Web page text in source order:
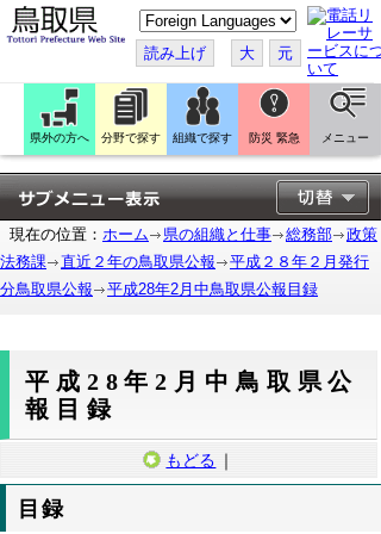
こ
の
ペ
ー
ジ
翻
訳
す
る
読み上げ 大 元
県外の方へ 分野で探す 組織で探す 防災 緊急 メニュー
現在の位置： ホーム 県の組織と仕事 総務部
政策
法務課
直近２年の鳥取県公報
平成２８年２月発行
分鳥取県公報
平成28年2月中鳥取県公報目録
平成28年2月中鳥取県公
報目録
もどる ｜
目録